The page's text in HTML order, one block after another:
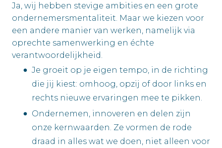
Ja, wij hebben stevige ambities en een grote
ondernemersmentaliteit. Maar we kiezen voor
een andere manier van werken, namelijk via
oprechte samenwerking en échte
verantwoordelijkheid.
Je groeit op je eigen tempo, in de richting
die jij kiest: omhoog, opzij of door links en
rechts nieuwe ervaringen mee te pikken.
Ondernemen, innoveren en delen zijn
onze kernwaarden. Ze vormen de rode
draad in alles wat we doen, niet alleen voor